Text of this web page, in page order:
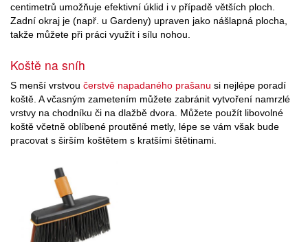
centimetrů umožňuje efektivní úklid i v případě větších ploch.
Zadní okraj je (např. u Gardeny) upraven jako nášlapná plocha,
takže můžete při práci využít i sílu nohou.
Koště na sníh
S menší vrstvou čerstvě napadaného prašanu si nejlépe poradí
koště. A včasným zametením můžete zabránit vytvoření namrzlé
vrstvy na chodníku či na dlažbě dvora. Můžete použít libovolné
koště včetně oblíbené proutěné metly, lépe se vám však bude
pracovat s širším koštětem s kratšími štětinami.